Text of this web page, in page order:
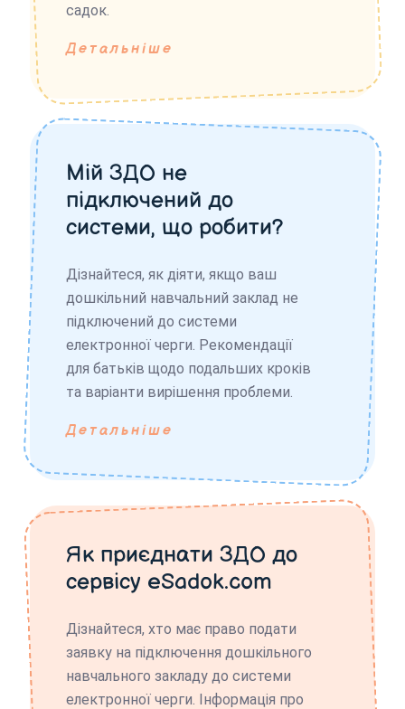
садок.
Детальніше
Мій ЗДО не
підключений до
системи, що робити?
Дізнайтеся, як діяти, якщо ваш
дошкільний навчальний заклад не
підключений до системи
електронної черги. Рекомендації
для батьків щодо подальших кроків
та варіанти вирішення проблеми.
Детальніше
Як приєднати ЗДО до
сервісу eSadok.com
Дізнайтеся, хто має право подати
заявку на підключення дошкільного
навчального закладу до системи
електронної черги. Інформація про